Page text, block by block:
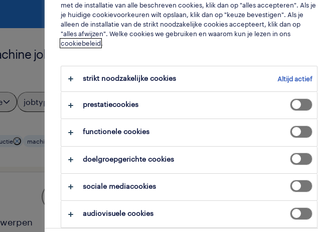
job voor je gevonden.
jobtypes 3 expertisedomein
machine-operatoren
met de installatie van alle beschreven cookies, klik dan op "alles accepteren". Als je
je huidige cookievoorkeuren wilt opslaan, klik dan op "keuze bevestigen". Als je
alleen de installatie van de strikt noodzakelijke cookies accepteert, klik dan op
"alles afwijzen". Welke cookies we gebruiken en waarom kun je lezen in ons
cookiebeleid.
strikt noodzakelijke cookies Altijd actief
prestatiecookies
functionele cookies
doelgroepgerichte cookies
sociale mediacookies
audiovisuele cookies